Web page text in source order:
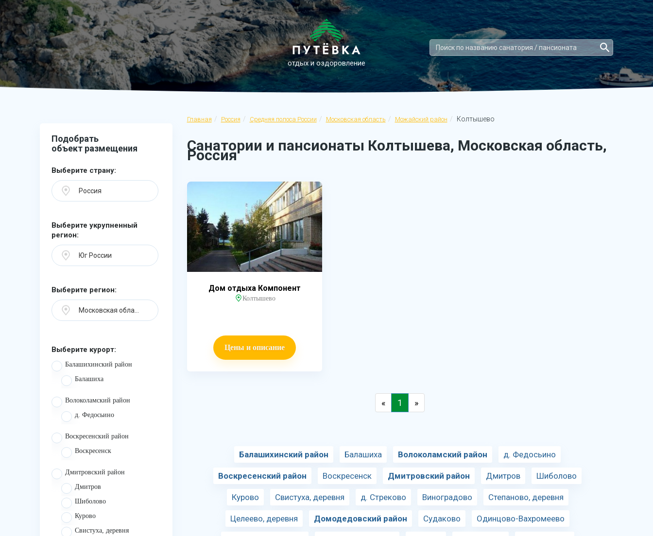
отдых и оздоровление
Главная Россия Средняя полоса России Московская область Можайский район Колтышево
Санатории и пансионаты Колтышева, Московская область,
Россия
Подобрать
объект размещения
Выберите страну:
Россия
Выберите укрупненный
регион:
Юг России
Выберите регион:
Московская область
Выберите курорт:
Балашихинский район
Балашиха
Волоколамский район
д. Федосьино
Воскресенский район
Воскресенск
Дмитровский район
Дмитров
Шиболово
Курово
Свистуха, деревня
Дом отдыха Компонент
Колтышево
Цены и описание
« 1 »
Балашихинский район Балашиха Волоколамский район д. Федосьино
Воскресенский район Воскресенск Дмитровский район Дмитров Шиболово
Курово Свистуха, деревня д. Стреково Виноградово Степаново, деревня
Целеево, деревня Домодедовский район Судаково Одинцово-Вахромеево